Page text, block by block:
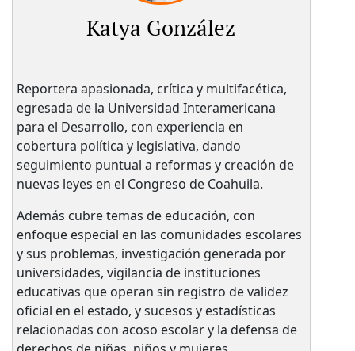
Katya González
Reportera apasionada, crítica y multifacética,
egresada de la Universidad Interamericana
para el Desarrollo, con experiencia en
cobertura política y legislativa, dando
seguimiento puntual a reformas y creación de
nuevas leyes en el Congreso de Coahuila.
Además cubre temas de educación, con
enfoque especial en las comunidades escolares
y sus problemas, investigación generada por
universidades, vigilancia de instituciones
educativas que operan sin registro de validez
oficial en el estado, y sucesos y estadísticas
relacionadas con acoso escolar y la defensa de